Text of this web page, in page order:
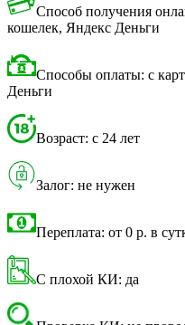
Способ получения
кошелек, Яндекс Деньги
Способы оплаты: с
Деньги
Возраст: с 24 лет
Залог: не нужен
Переплата: от 0 р. в
С плохой КИ: да